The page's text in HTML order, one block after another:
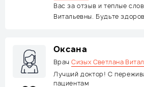
Вас за отзыв и теплые
Витальевны. Будьте
Оксана
ВрачСизых Светлана
Лучший доктор! С
пациентам